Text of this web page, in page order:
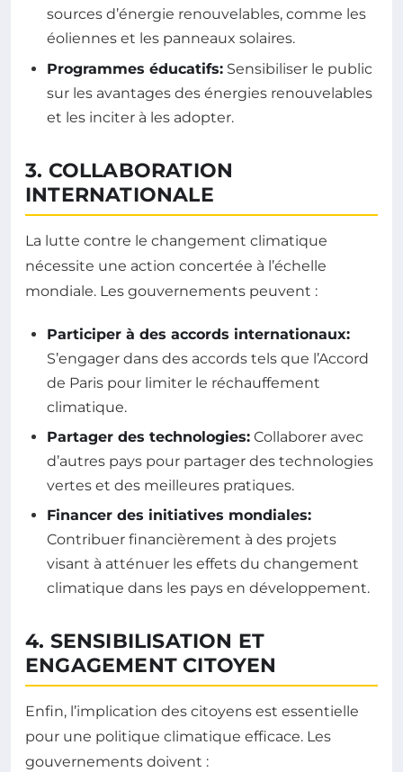
sources d’énergie renouvelables, comme les
éoliennes et les panneaux solaires.
Programmes éducatifs: Sensibiliser le public
sur les avantages des énergies renouvelables
et les inciter à les adopter.
3. COLLABORATION
INTERNATIONALE
La lutte contre le changement climatique
nécessite une action concertée à l’échelle
mondiale. Les gouvernements peuvent :
Participer à des accords internationaux:
S’engager dans des accords tels que l’Accord
de Paris pour limiter le réchauffement
climatique.
Partager des technologies: Collaborer avec
d’autres pays pour partager des technologies
vertes et des meilleures pratiques.
Financer des initiatives mondiales:
Contribuer financièrement à des projets
visant à atténuer les effets du changement
climatique dans les pays en développement.
4. SENSIBILISATION ET
ENGAGEMENT CITOYEN
Enfin, l’implication des citoyens est essentielle
pour une politique climatique efficace. Les
gouvernements doivent :